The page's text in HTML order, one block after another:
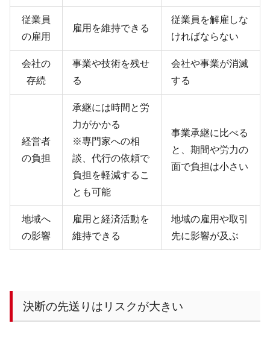
従業員
の雇用
雇用を維持できる
従業員を解雇しな
ければならない
会社の
存続
事業や技術を残せ
る
会社や事業が消滅
する
経営者
の負担
承継には時間と労
力がかかる
※専門家への相
談、代行の依頼で
負担を軽減するこ
とも可能
事業承継に比べる
と、期間や労力の
面で負担は小さい
地域へ
の影響
雇用と経済活動を
維持できる
地域の雇用や取引
先に影響が及ぶ
決断の先送りはリスクが大きい